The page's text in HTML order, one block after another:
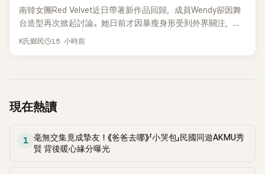
南韓女團Red Velvet近日帶著新作品回歸，成員Wendy卻因舞
台造型再次掀起討論。她日前才因暴瘦身形受到外界關注，又
被質疑在舞台上使用臀墊，如今最新打歌舞台曝光後，再度因
K氏鄉民 15 小時前
現在熱讀
1
毫無交集竟成摯友！《爸爸去哪》「小哭包」民國同遊AKMU秀
賢 背後暖心緣分曝光